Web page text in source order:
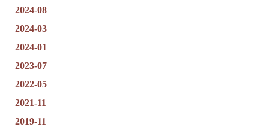
2024-08
2024-03
2024-01
2023-07
2022-05
2021-11
2019-11